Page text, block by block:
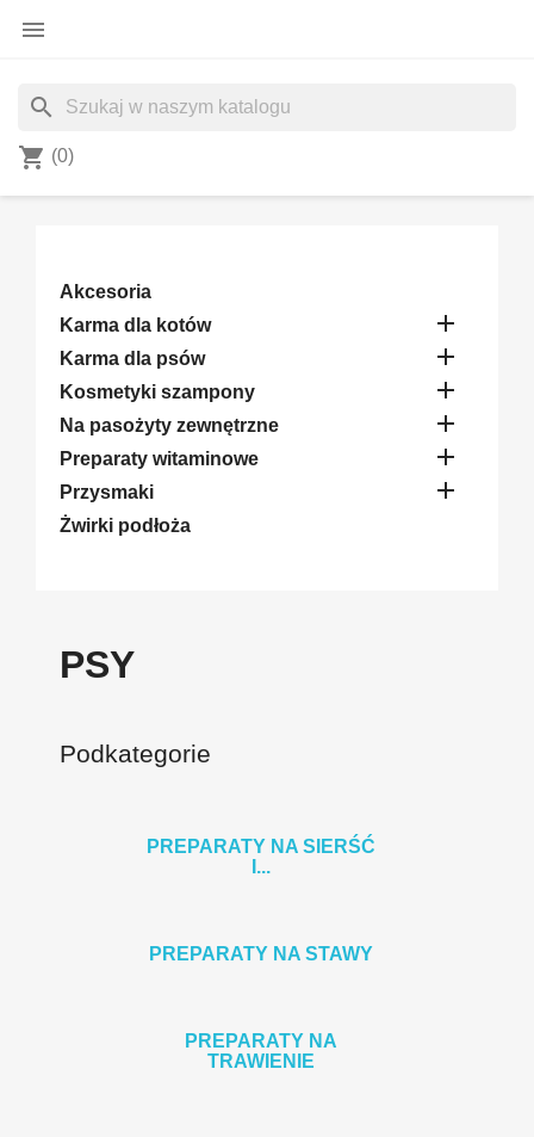

search
shopping_cart (0)
Akcesoria
Karma dla kotów

Karma dla psów 
Kosmetyki szampony 
Na pasożyty zewnętrzne 
Preparaty witaminowe 
Przysmaki 
Żwirki podłoża
PSY
Podkategorie
PREPARATY NA SIERŚĆ
I...
PREPARATY NA STAWY
PREPARATY NA
TRAWIENIE